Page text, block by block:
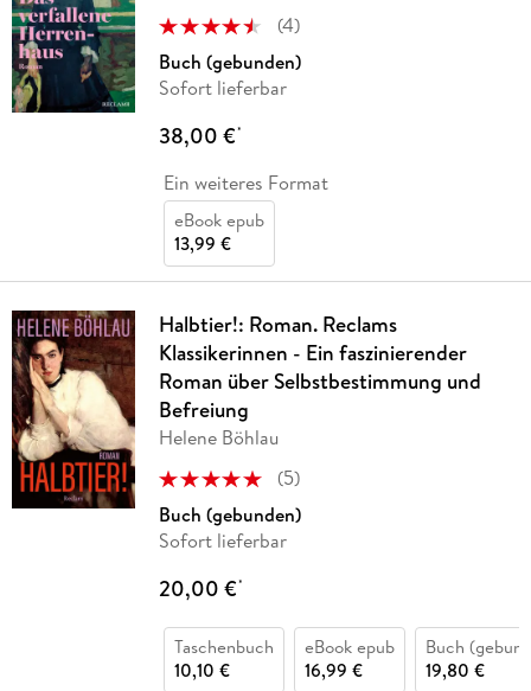
(4)
Buch (gebunden)
Sofort lieferbar
38,00 €*
Ein weiteres Format
eBook epub
13,99 €
Halbtier!: Roman. Reclams
Klassikerinnen - Ein faszinierender
Roman über Selbstbestimmung und
Befreiung
Helene Böhlau
(5)
Buch (gebunden)
Sofort lieferbar
20,00 €*
Taschenbuch
10,10 €
eBook epub
16,99 €
Buch
19,80 €